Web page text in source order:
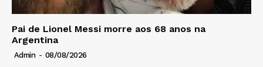
Pai de Lionel Messi morre aos 68 anos na
Argentina
Admin - 08/08/2026